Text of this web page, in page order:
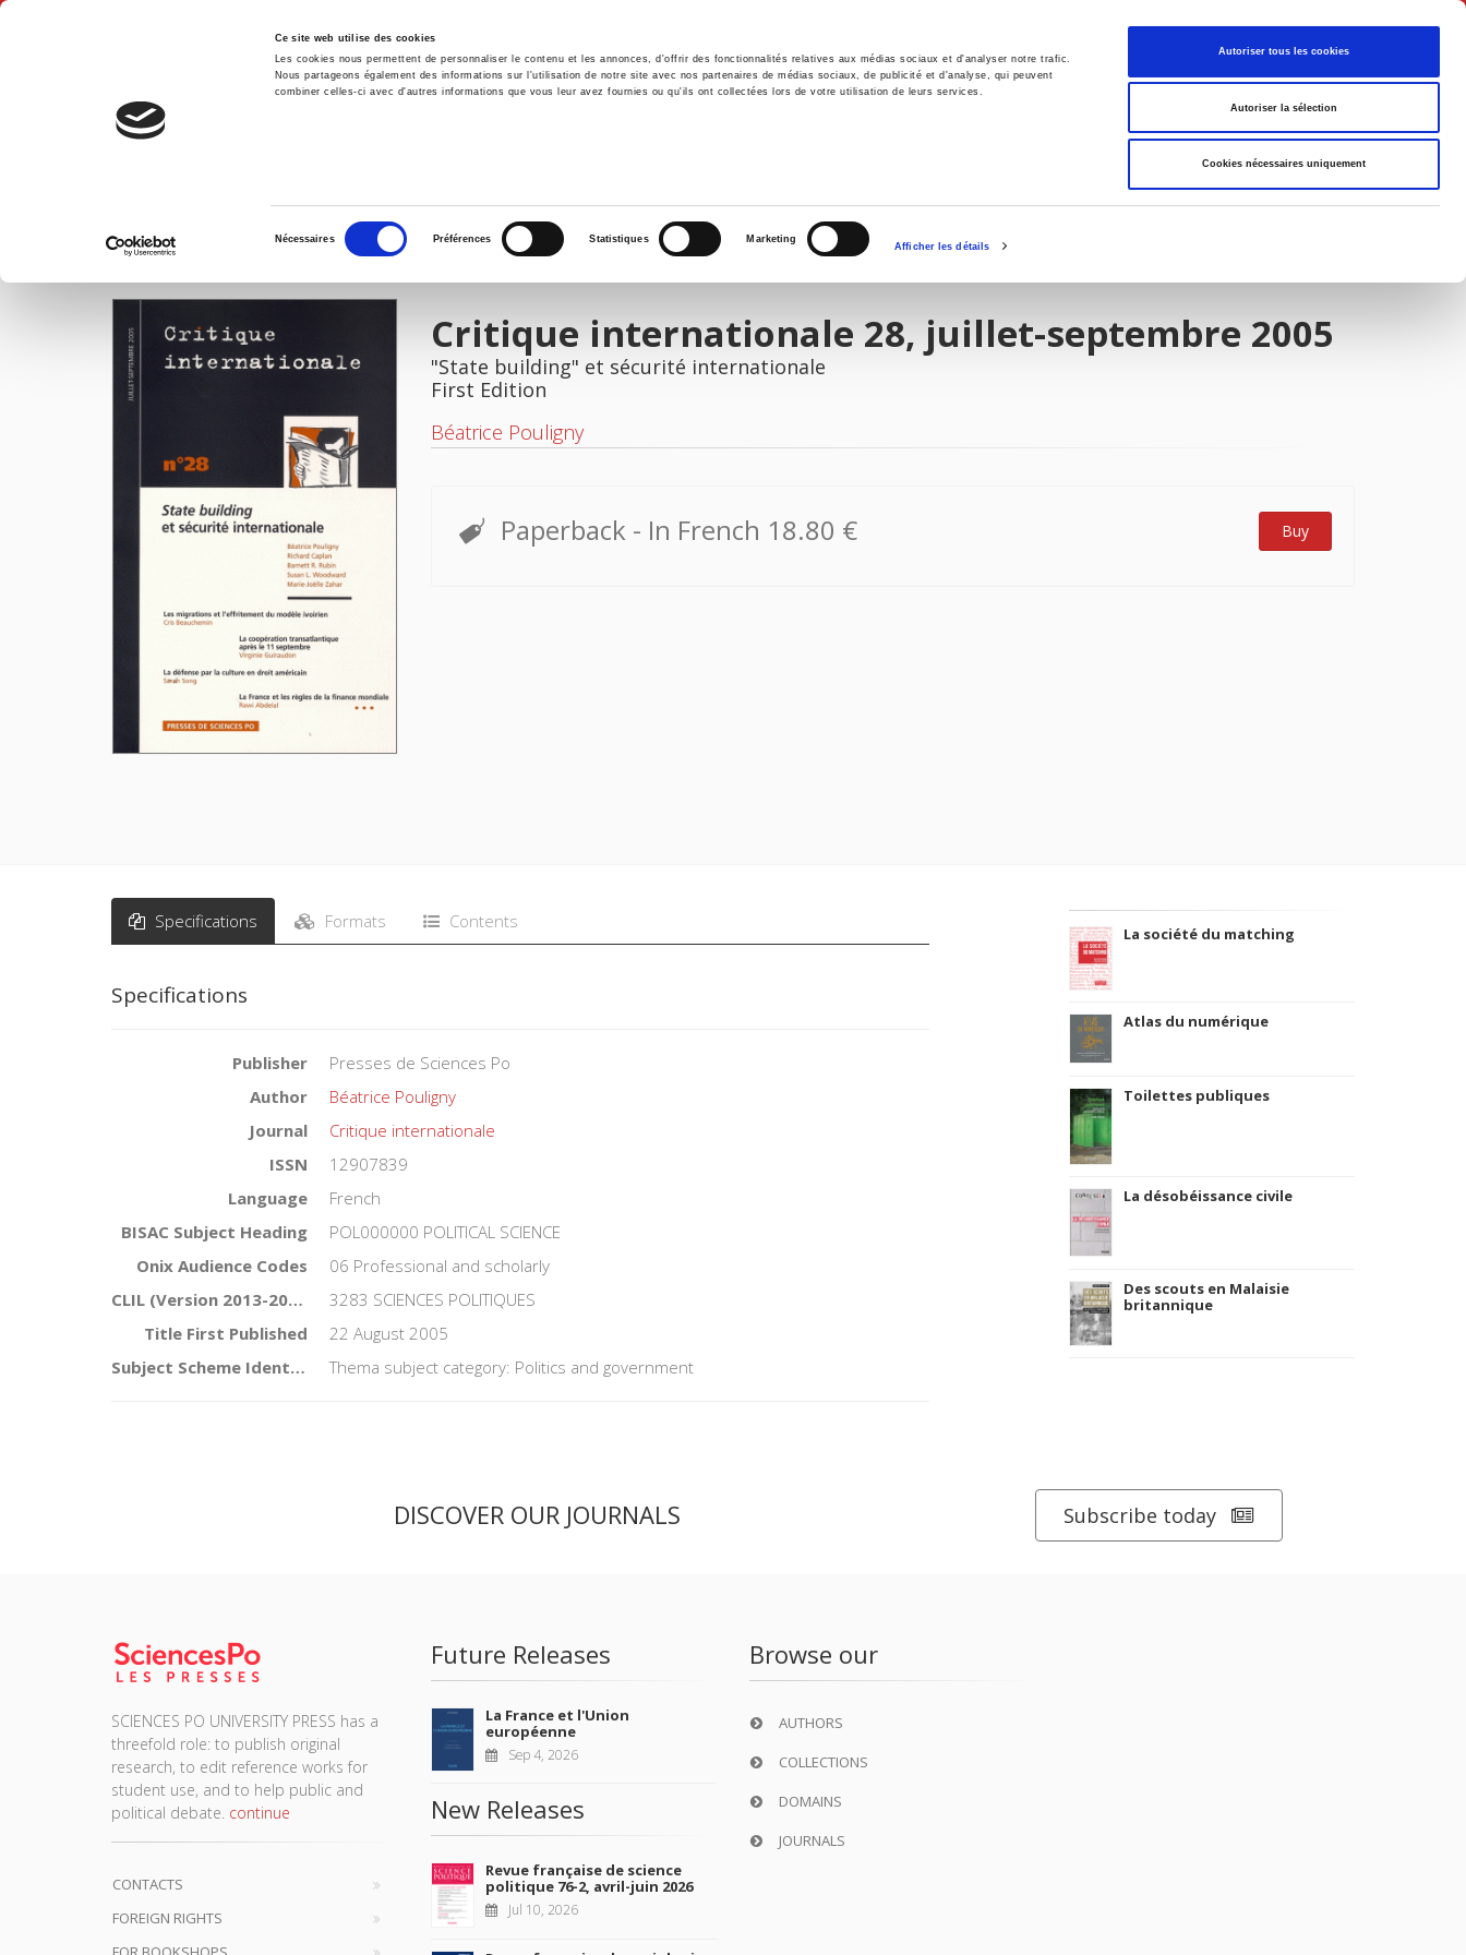
Ce site web utilise des cookies
Les cookies nous permettent de personnaliser le contenu et les annonces, d'offrir des fonctionnalités relatives aux médias sociaux et d'analyser notre trafic.
Nous partageons également des informations sur l'utilisation de notre site avec nos partenaires de médias sociaux, de publicité et d'analyse, qui peuvent
combiner celles-ci avec d'autres informations que vous leur avez fournies ou qu'ils ont collectées lors de votre utilisation de leurs services.
consentement
Nécessaires Préférences Statistiques Marketing
Afficher les détails
Autoriser tous les cookies
Autoriser la sélection
Cookies nécessaires uniquement
English
Home Environment History International Politics
IMAGES
Critique internationale 28, juillet-septembre 2005
"State building" et sécurité internationale
First Edition
Béatrice Pouligny
Paperback - In French 18.80 € Buy
Specifications Formats Contents
Specifications
Publisher
Presses de Sciences Po
Author
Béatrice Pouligny
Journal
Critique internationale
ISSN
12907839
Language
French
BISAC Subject Heading
POL000000 POLITICAL SCIENCE
Onix Audience Codes
06 Professional and scholarly
CLIL (Version 2013-2019)
3283 SCIENCES POLITIQUES
Title First Published
22 August 2005
Subject Scheme Identifier Code
Thema subject category: Politics and government
La société du matching
Atlas du numérique
Toilettes publiques
La désobéissance civile
Des scouts en Malaisie
britannique
DISCOVER OUR JOURNALS Subscribe today
SCIENCES PO UNIVERSITY PRESS has a
threefold role: to publish original
research, to edit reference works for
student use, and to help public and
political debate. continue
CONTACTS
FOREIGN RIGHTS
Future Releases
La France et l'Union
européenne
Sep 4, 2026
New Releases
Revue française de science
politique 76-2, avril-juin 2026
Jul 10, 2026
Browse our
AUTHORS
COLLECTIONS
DOMAINS
JOURNALS